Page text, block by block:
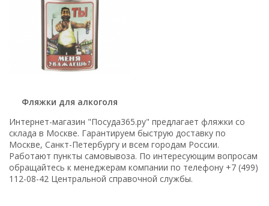
Фляжки для алкоголя
Интернет-магазин "Посуда365.ру" предлагает фляжки со
склада в Москве. Гарантируем быструю доставку по
Москве, Санкт-Петербургу и всем городам России.
Работают пункты самовывоза. По интересующим вопросам
обращайтесь к менеджерам компании по телефону +7 (499)
112-08-42 Центральной справочной службы.